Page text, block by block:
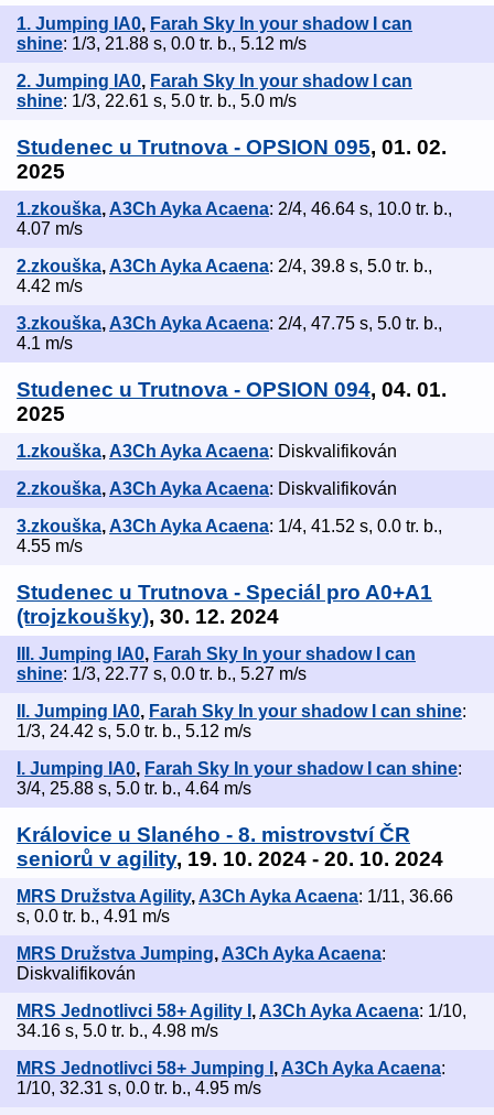
1. Jumping IA0, Farah Sky In your shadow I can
shine: 1/3, 21.88 s, 0.0 tr. b., 5.12 m/s
2. Jumping IA0, Farah Sky In your shadow I can
shine: 1/3, 22.61 s, 5.0 tr. b., 5.0 m/s
Studenec u Trutnova - OPSION 095, 01. 02.
2025
1.zkouška, A3Ch Ayka Acaena: 2/4, 46.64 s, 10.0 tr. b.,
4.07 m/s
2.zkouška,A3Ch Ayka Acaena: 2/4, 39.8 s, 5.0 tr. b.,
4.42 m/s
3.zkouška, A3Ch Ayka Acaena: 2/4, 47.75 s, 5.0 tr. b.,
4.1 m/s
Studenec u Trutnova - OPSION 094, 04. 01.
2025
1.zkouška,A3Ch Ayka Acaena: Diskvalifikován
2.zkouška, A3Ch Ayka Acaena: Diskvalifikován
3.zkouška,A3Ch Ayka Acaena: 1/4, 41.52 s, 0.0 tr. b.,
4.55 m/s
Studenec u Trutnova - Speciál pro A0+A1
(trojzkoušky), 30. 12. 2024
III. Jumping IA0, Farah Sky In your shadow I can
shine: 1/3, 22.77 s, 0.0 tr. b., 5.27 m/s
II. Jumping IA0, Farah Sky In your shadow I can shine:
1/3, 24.42 s, 5.0 tr. b., 5.12 m/s
I. Jumping IA0, Farah Sky In your shadow I can shine:
3/4, 25.88 s, 5.0 tr. b., 4.64 m/s
Královice u Slaného - 8. mistrovství ČR
seniorů v agility, 19. 10. 2024 - 20. 10. 2024
MRS Družstva Agility,A3Ch Ayka Acaena: 1/11, 36.66
s, 0.0 tr. b., 4.91 m/s
MRS Družstva Jumping, A3Ch Ayka Acaena:
Diskvalifikován
MRS Jednotlivci 58+ Agility I ,A3Ch Ayka Acaena: 1/10,
34.16 s, 5.0 tr. b., 4.98 m/s
MRS Jednotlivci 58+ Jumping I , A3Ch Ayka Acaena:
1/10, 32.31 s, 0.0 tr. b., 4.95 m/s